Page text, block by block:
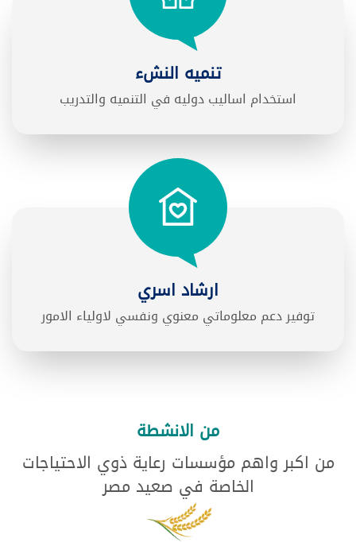
تنميه النشء
استخدام اساليب دوليه في التنميه والتدريب
ارشاد اسري
توفير دعم معلوماتي معنوي ونفسي لاولياء الامور
من الانشطة
من اكبر واهم مؤسسات رعاية ذوي الاحتياجات
الخاصة في صعيد مصر